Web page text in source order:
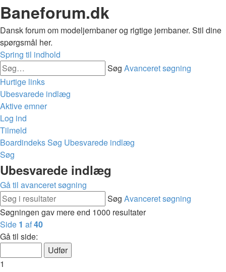
Baneforum.dk
Dansk forum om modeljernbaner og rigtige jernbaner. Stil dine
spørgsmål her.
Spring til indhold
Søg Avanceret søgning
Hurtige links
Ubesvarede indlæg
Aktive emner
Log ind
Tilmeld
BoardindeksSøg Ubesvarede indlæg
Søg
Ubesvarede indlæg
Gå til avanceret søgning
Søg Avanceret søgning
Søgningen gav mere end 1000 resultater
Side 1 af40
Gå til side:
1